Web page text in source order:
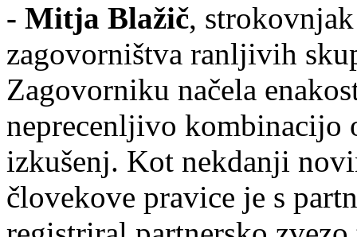
- Mitja Blažič,
zagovorništva ranljivih
Zagovorniku načela
neprecenljivo kombinacijo
izkušenj. Kot nekdanji
človekove pravice je s